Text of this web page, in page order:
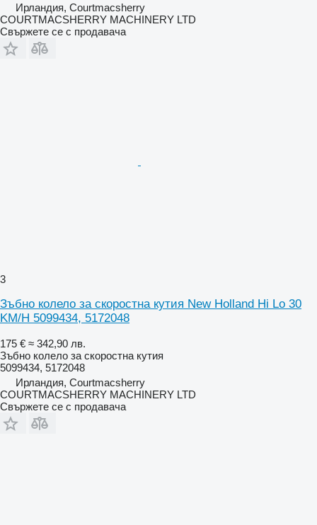
Ирландия, Courtmacsherry
COURTMACSHERRY MACHINERY LTD
Свържете се с продавача
3
Зъбно колело за скоростна кутия New Holland Hi Lo 30
KM/H 5099434, 5172048
175 € ≈ 342,90 лв.
Зъбно колело за скоростна кутия
5099434, 5172048
Ирландия, Courtmacsherry
COURTMACSHERRY MACHINERY LTD
Свържете се с продавача